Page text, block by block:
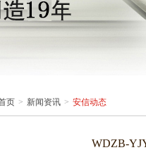
页 > 新闻资讯 > 安信动态
WDZB-